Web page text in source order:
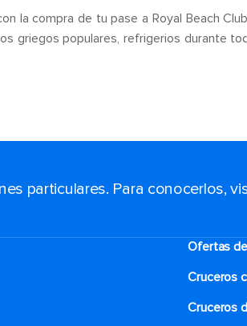
la compra de tu pase a Royal Beach
griegos populares, refrigerios durante
particulares. Para conocerlos,
Ofertas
Cruceros
Cruceros